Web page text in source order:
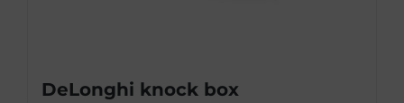
DeLonghi knock box